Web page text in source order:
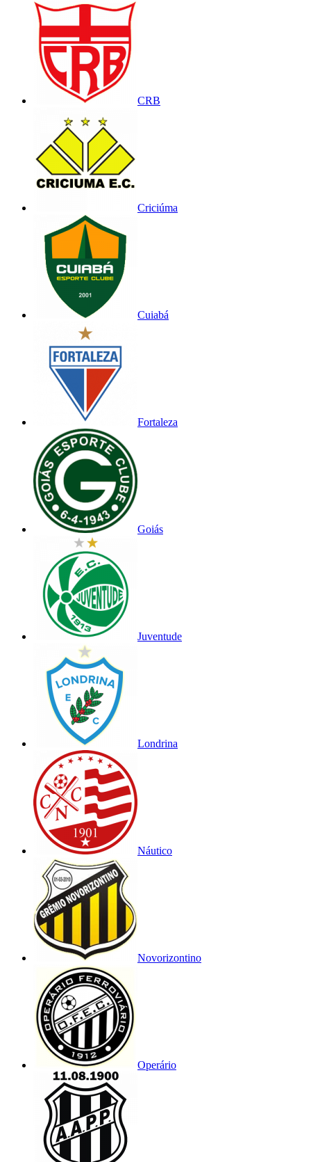
CRB
Criciúma
Cuiabá
Fortaleza
Goiás
Juventude
Londrina
Náutico
Novorizontino
Operário